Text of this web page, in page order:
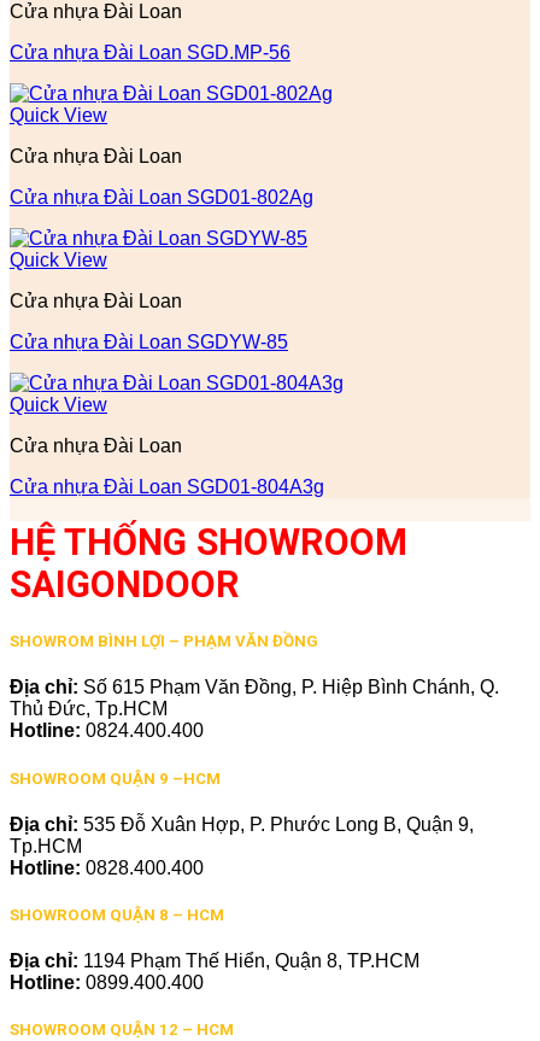
Cửa nhựa Đài Loan
Cửa nhựa Đài Loan SGD.MP-56
Quick View
Cửa nhựa Đài Loan
Cửa nhựa Đài Loan SGD01-802Ag
Quick View
Cửa nhựa Đài Loan
Cửa nhựa Đài Loan SGDYW-85
Quick View
Cửa nhựa Đài Loan
Cửa nhựa Đài Loan SGD01-804A3g
HỆ THỐNG SHOWROOM
SAIGONDOOR
SHOWROM BÌNH LỢI – PHẠM VĂN ĐỒNG
Địa chỉ: Số 615 Phạm Văn Đồng, P. Hiệp Bình Chánh, Q.
Thủ Đức, Tp.HCM
Hotline: 0824.400.400
SHOWROOM QUẬN 9 –HCM
Địa chỉ: 535 Đỗ Xuân Hợp, P. Phước Long B, Quận 9,
Tp.HCM
Hotline: 0828.400.400
SHOWROOM QUẬN 8 – HCM
Địa chỉ: 1194 Phạm Thế Hiển, Quận 8, TP.HCM
Hotline: 0899.400.400
SHOWROOM QUẬN 12 – HCM